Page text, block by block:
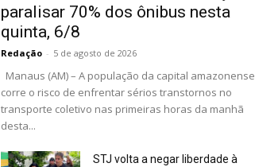
paralisar 70% dos ônibus nesta
quinta, 6/8
Redação - 5 de agosto de 2026
Manaus (AM) – A população da capital amazonense
corre o risco de enfrentar sérios transtornos no
transporte coletivo nas primeiras horas da manhã
desta...
STJ volta a negar liberdade à